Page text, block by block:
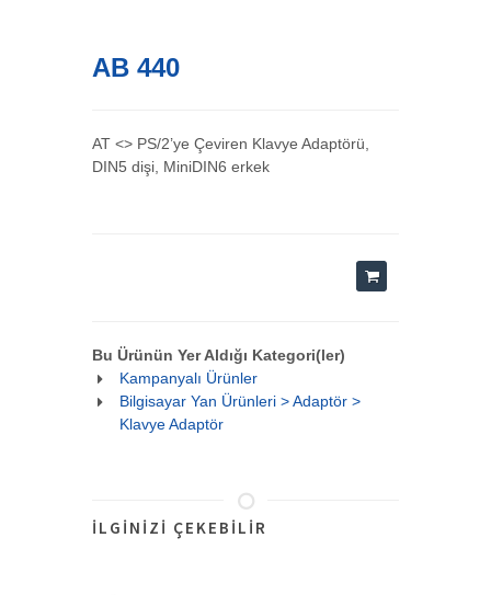
AB 440
AT <> PS/2’ye Çeviren Klavye Adaptörü,
DIN5 dişi, MiniDIN6 erkek
Bu Ürünün Yer Aldığı Kategori(ler)
Kampanyalı Ürünler
Bilgisayar Yan Ürünleri > Adaptör >
Klavye Adaptör
İLGINIZI ÇEKEBILIR